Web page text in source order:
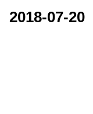
2018-07-20